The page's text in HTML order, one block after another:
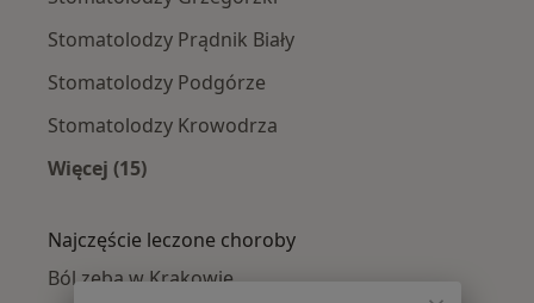
Stomatolodzy Prądnik Biały
Stomatolodzy Podgórze
Stomatolodzy Krowodrza
Więcej (15)
Najczęście leczone choroby
Ból zęba w Krakowie